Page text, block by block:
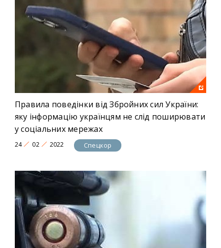
Правила поведінки від Збройних сил України:
яку інформацію українцям не слід поширювати
у соціальних мережах
24 02 2022 Спецкор